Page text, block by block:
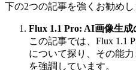
下の2つの記事を強くお勧めし
Flux 1.1 Pro: AI画像生成
この記事では、Flux 1.1
について探り、その能
を強調しています。